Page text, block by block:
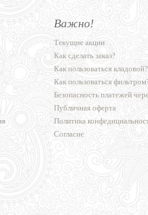
Важно!
Текущие акции
Как сделать заказ?
Как пользоваться кладовой?
Как пользоваться
Безопасность платежей
Публичная оферта
Политика
Согласие